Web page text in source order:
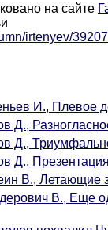
на сайте
irtenyev/
И., Плевое
Д.,
Д.,
Д.,
В., Летающие
В., Еще